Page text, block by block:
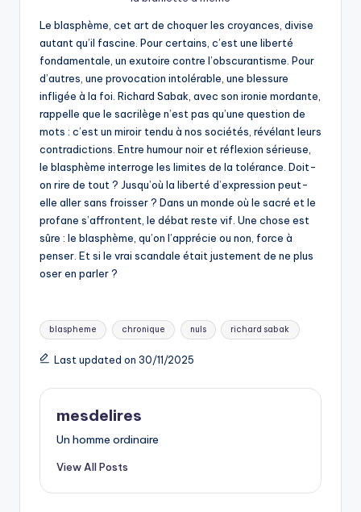
Le blasphème, cet art de choquer les croyances, divise
autant qu’il fascine. Pour certains, c’est une liberté
fondamentale, un exutoire contre l’obscurantisme. Pour
d’autres, une provocation intolérable, une blessure
infligée à la foi. Richard Sabak, avec son ironie mordante,
rappelle que le sacrilège n’est pas qu’une question de
mots : c’est un miroir tendu à nos sociétés, révélant leurs
contradictions. Entre humour noir et réflexion sérieuse,
le blasphème interroge les limites de la tolérance. Doit-
on rire de tout ? Jusqu’où la liberté d’expression peut-
elle aller sans froisser ? Dans un monde où le sacré et le
profane s’affrontent, le débat reste vif. Une chose est
sûre : le blasphème, qu’on l’apprécie ou non, force à
penser. Et si le vrai scandale était justement de ne plus
oser en parler ?
Tags:
blaspheme chronique nuls richard sabak
Last updated on 30/11/2025
mesdelires
Un homme ordinaire
View All Posts